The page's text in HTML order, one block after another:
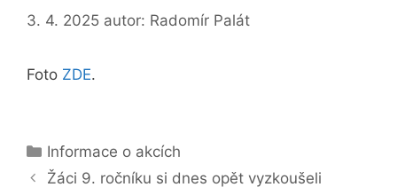
3. 4. 2025 autor: Radomír Palát
Foto ZDE.
Rubriky
Informace o akcích
Žáci 9. ročníku si dnes opět vyzkoušeli